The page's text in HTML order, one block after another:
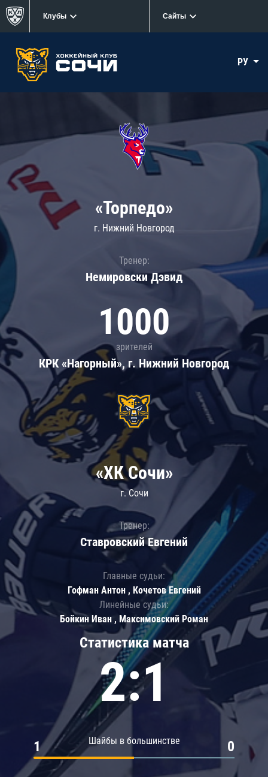
Клубы Сайты
РУ
«Торпедо»
г. Нижний Новгород
Тренер:
Немировски Дэвид
1000
зрителей
КРК «Нагорный», г. Нижний Новгород
Статистика матча
2:1
Шайбы в большинстве
1 0
«ХК Сочи»
г. Сочи
Тренер:
Ставровский Евгений
Главные судьи:
Гофман Антон , Кочетов Евгений
Линейные судьи:
Бойкин Иван , Максимовский Роман